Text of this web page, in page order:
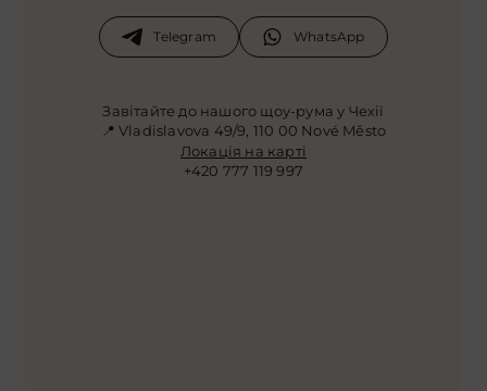
Telegram WhatsApp
Завітайте до нашого щоу-рума у Чехії
📍 Vladislavova 49/9, 110 00 Nové Město
Локація на карті
+420 777 119 997